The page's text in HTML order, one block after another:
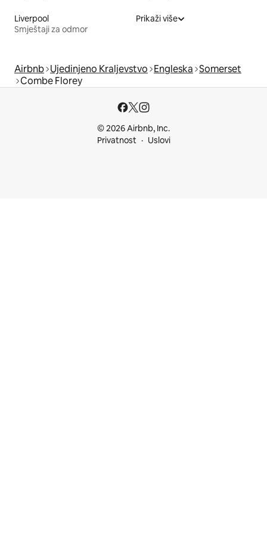
Liverpool
Smještaji za odmor
Prikaži više
Airbnb Ujedinjeno Kraljevstvo Engleska Somerset
Combe Florey
© 2026 Airbnb, Inc.
Privatnost
Uslovi